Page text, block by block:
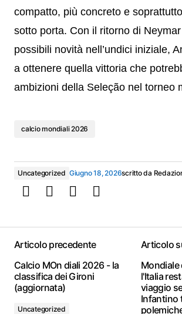
compatto, più concreto e
sotto porta. Con il ritorno di
possibili novità nell’undici iniziale,
a ottenere quella vittoria che
ambizioni della Seleção nel torneo
calcio mondiali 2026
Uncategorized Giugno 18, 2026scritto da
Articolo precedente
Calcio MOn diali 2026 - la
classifica dei Gironi
(aggiornata)
Uncategorized
Articolo
Mondiale
l'Italia
viaggio
Infantino